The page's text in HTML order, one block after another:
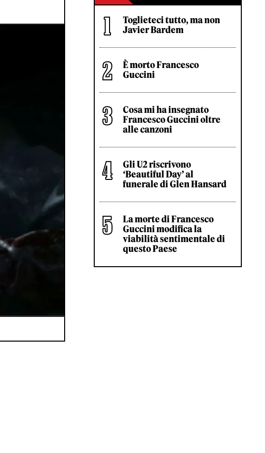
Toglieteci tutto, ma non
Javier Bardem
È morto Francesco
Guccini
Cosa mi ha insegnato
Francesco Guccini oltre
alle canzoni
Gli U2 riscrivono
‘Beautiful Day’ al
funerale di Glen Hansard
La morte di Francesco
Guccini modifica la
viabilità sentimentale di
questo Paese